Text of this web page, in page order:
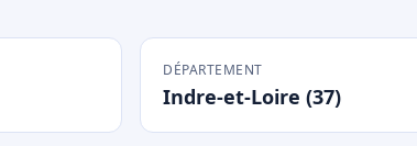
DÉPARTEMENT
Indre-et-Loire (37)